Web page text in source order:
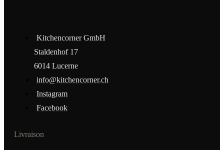
Kitchencorner GmbH
Staldenhof 17
6014 Lucerne
info@kitchencorner.ch
Instagram
Facebook
Livraison